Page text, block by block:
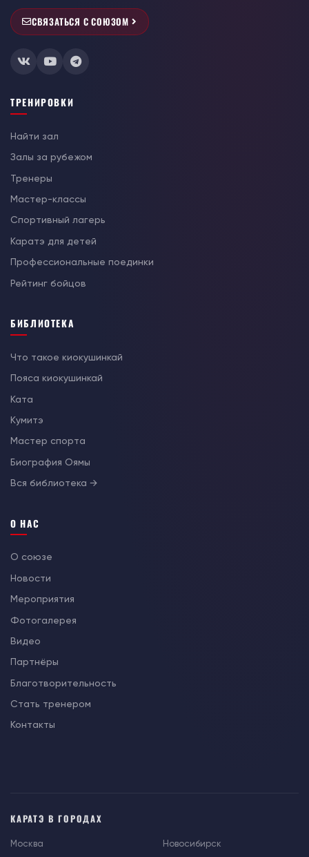
СВЯЗАТЬСЯ С СОЮЗОМ
ТРЕНИРОВКИ
Найти зал
Залы за рубежом
Тренеры
Мастер-классы
Спортивный лагерь
Каратэ для детей
Профессиональные поединки
Рейтинг бойцов
БИБЛИОТЕКА
Что такое киокушинкай
Пояса киокушинкай
Ката
Кумитэ
Мастер спорта
Биография Оямы
Вся библиотека →
О НАС
О союзе
Новости
Мероприятия
Фотогалерея
Видео
Партнёры
Благотворительность
Стать тренером
Контакты
КАРАТЭ В ГОРОДАХ
Москва Новосибирск